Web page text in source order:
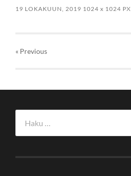
19 LOKAKUUN, 2019 1024x 1024 PX
« Previous